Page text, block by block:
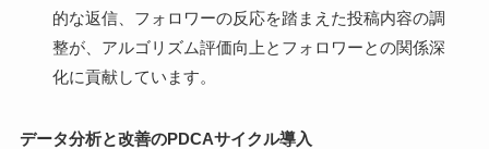
的な返信、フォロワーの反応を踏まえた投稿内容の調
整が、アルゴリズム評価向上とフォロワーとの関係深
化に貢献しています。
データ分析と改善のPDCAサイクル導入